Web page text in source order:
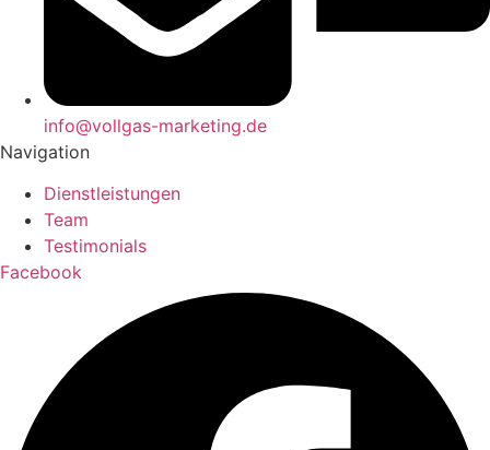
info@vollgas-marketing.de
Navigation
Dienstleistungen
Team
Testimonials
Facebook